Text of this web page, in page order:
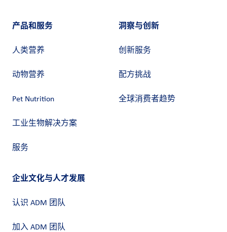
产品和服务
人类营养
动物营养
Pet Nutrition
工业生物解决方案
服务
洞察与创新
创新服务
配方挑战
全球消费者趋势
企业文化与人才发展
认识 ADM 团队
加入 ADM 团队